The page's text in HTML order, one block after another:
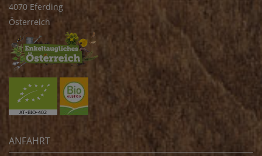
4070 Eferding
Österreich
ANFAHRT